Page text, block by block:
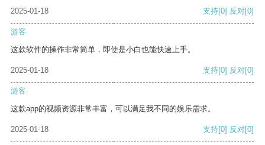
2025-01-18 支持[0] 反对[0]
游客
这款软件的操作非常简单，即使是小白也能快速上手。
2025-01-18 支持[0] 反对[0]
游客
这款app的视频资源非常丰富，可以满足我不同的娱乐需求。
2025-01-18 支持[0] 反对[0]